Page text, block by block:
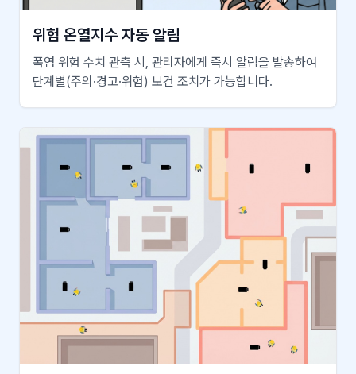
위험 온열지수 자동 알림
폭염 위험 수치 관측 시, 관리자에게 즉시 알림을 발송하여
단계별(주의·경고·위험) 보건 조치가 가능합니다.